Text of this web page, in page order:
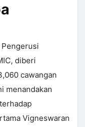
diberi
cawangan
menandakan
Vigneswaran